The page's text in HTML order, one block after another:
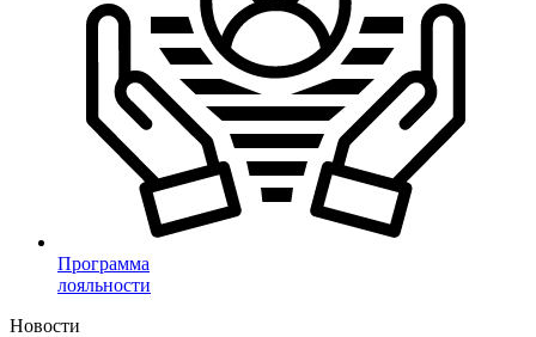
Программа
лояльности
Новости